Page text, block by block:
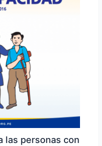
las personas con